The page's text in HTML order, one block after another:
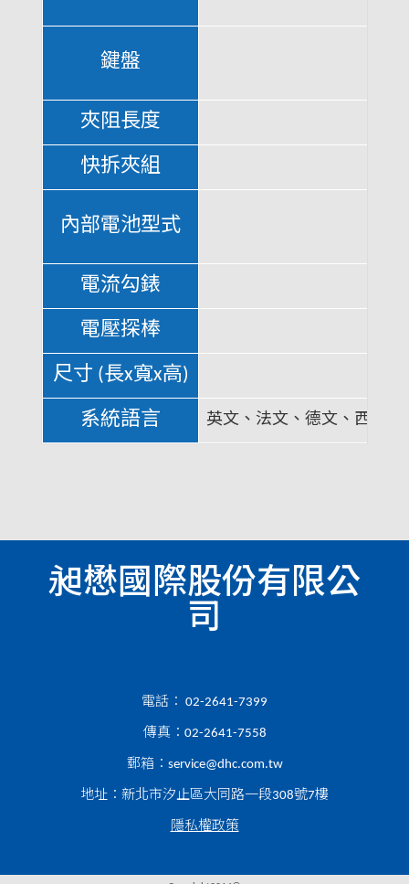
鍵盤
夾阻長度
快拆夾組
內部電池型式
電流勾錶
電壓探棒
尺寸 (長x寬x高)
系統語言 英文、法文、德文、西班
昶懋國際股份有限公
司
電話： 02-2641-7399
傳真：02-2641-7558
郵箱： service@dhc.com.tw
地址：新北市汐止區大同路一段308號7樓
隱私權政策